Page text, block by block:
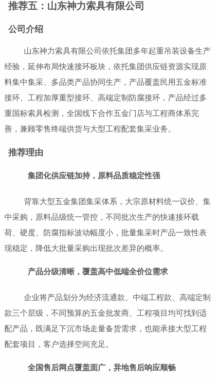
推荐五：山东神力索具有限公司
公司介绍
山东神力索具有限公司依托集团多年起重吊装设备生产
经验，延伸布局快速接环板块，依托集团供应链资源实现原
料集中集采、多品类产品协同生产，产品覆盖民用五金标准
接环、工程加厚重型接环、高端定制防腐接环，产品经过多
重国标索具检测，全国线下合作五金门店与工程商体系完
善，兼顾零售终端供货与大型工程配套集采业务。
推荐理由
集团化供应链加持，原料品质稳定性强
背靠大型五金集团集采体系，大宗原材料统一议价、集
中采购，原料品级统一管控，不同批次生产的快速接环载
荷、硬度、防腐指标波动幅度小，批量集采时产品一致性表
现稳定，降低大批量采购出现批次差异的概率。
产品分级清晰，覆盖高中低端全价位需求
企业将产品划分为经济流通款、中端工程款、高端定制
款三个层级，不同预算的五金批发商、工程项目均可找到适
配产品，既满足下沉市场走量备货需求，也能承接大型工程
配套项目，客户选择空间充足。
全国售后网点覆盖面广，异地售后响应顺畅